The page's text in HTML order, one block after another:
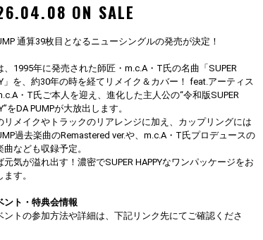
ON SALE
通算39枚目となるニューシングルの発売が決定！
、1995年に発売された師匠・m.c.A・T氏の名曲「SUPER
」を、約30年の時を経てリメイク＆カバー！ feat.アーティス
・T氏ご本人を迎え、進化した主人公の“令和版SUPER
をDA PUMPが大放出します。
リメイクやトラックのリアレンジに加え、カップリングには
過去楽曲のRemastered ver.や、m.c.A・T氏プロデュースの
曲なども収録予定。
元気が溢れ出す！濃密でSUPER HAPPYなワンパッケージをお
す。
ト・特典会情報
ントの参加方法や詳細は、下記リンク先にてご確認くださ